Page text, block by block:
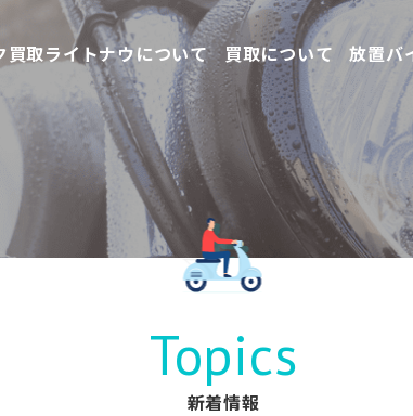
買取ライトナウについて 買取について 放置バ
Topics
新着情報